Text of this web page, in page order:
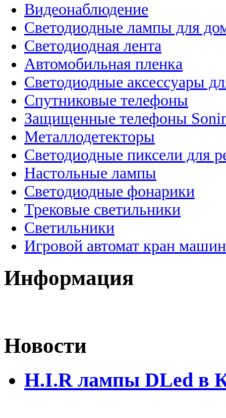
Видеонаблюдение
Светодиодные лампы для
Светодиодная лента
Автомобильная пленка
Светодиодные аксессуары
Спутниковые телефоны
Защищенные телефоны
Металлодетекторы
Светодиодные пиксели для
Настольные лампы
Светодиодные фонарики
Трековые светильники
Светильники
Игровой автомат кран
Информация
Новости
H.I.R лампы DLed в